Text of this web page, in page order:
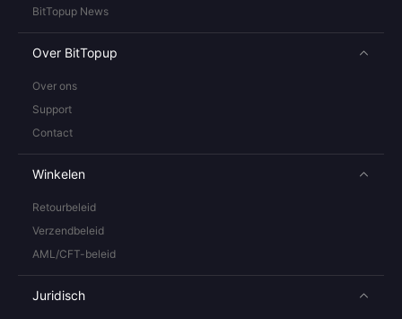
BitTopup News
Over BitTopup
Over ons
Support
Contact
Winkelen
Retourbeleid
Verzendbeleid
AML/CFT-beleid
Juridisch